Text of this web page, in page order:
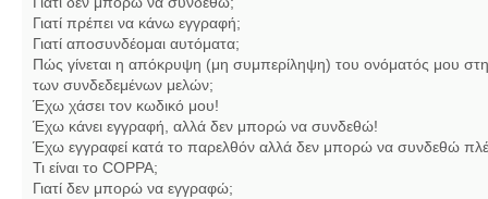
Γιατί πρέπει να κάνω εγγραφή;
Γιατί αποσυνδέομαι αυτόματα;
Πώς γίνεται η απόκρυψη (μη συμπερίληψη) του ονόματός μου στη
των συνδεδεμένων μελών;
Έχω χάσει τον κωδικό μου!
Έχω κάνει εγγραφή, αλλά δεν μπορώ να συνδεθώ!
Έχω εγγραφεί κατά το παρελθόν αλλά δεν μπορώ να συνδεθώ
Τι είναι το COPPA;
Γιατί δεν μπορώ να εγγραφώ;